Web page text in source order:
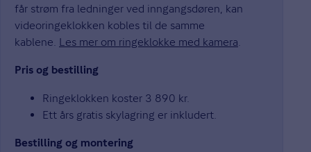
får strøm fra ledninger ved inngangsdøren, kan
videoringeklokken kobles til de samme
kablene. Les mer om ringeklokke med kamera.
Pris og bestilling
Ringeklokken koster 3 890 kr.
Ett års gratis skylagring er inkludert.
Bestilling og montering